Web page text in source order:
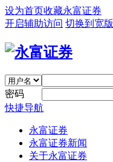
设为首页收藏永富证券
开启辅助访问 切换到宽版
密码
快捷导航
永富证券
永富证券新闻
关于永富证券